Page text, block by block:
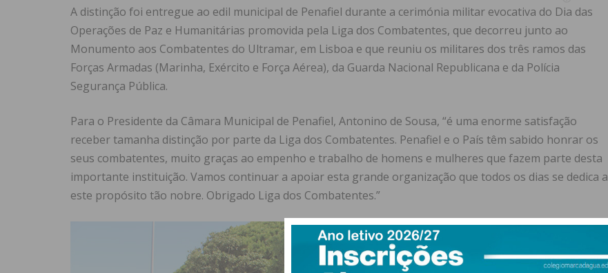
A distinção foi entregue ao edil municipal de Penafiel durante a cerimónia militar evocativa do Dia das
Operações de Paz e Humanitárias promovida pela Liga dos Combatentes, que decorreu junto ao
Monumento aos Combatentes do Ultramar, em Lisboa e que reuniu os militares dos três ramos das
Forças Armadas (Marinha, Exército e Força Aérea), da Guarda Nacional Republicana e da Polícia
Segurança Pública.
Para o Presidente da Câmara Municipal de Penafiel, Antonino de Sousa, “é uma enorme satisfação
receber tamanha distinção por parte da Liga dos Combatentes. Penafiel e o País têm sabido honrar os
seus combatentes, muito graças ao empenho e trabalho de homens e mulheres que fazem parte desta
importante instituição. Vamos continuar a apoiar esta grande organização que todos os dias se dedica a
este propósito tão nobre. Obrigado Liga dos Combatentes.”